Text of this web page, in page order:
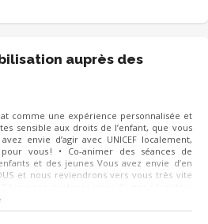
auprès des
comme une expérience personnalisée et
sensible aux droits de l’enfant, que vous
envie d’agir avec UNICEF localement,
vous ! • Co-animer des séances de
et des jeunes Vous avez envie d’en
et nous reviendrons vers vous très vite
UNICEF, l'anniversaire de la CIDE le 20